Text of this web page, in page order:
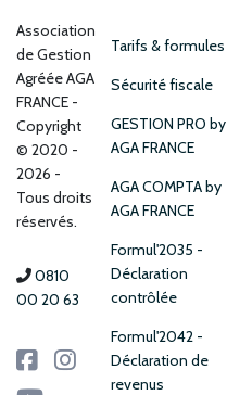
Association
de Gestion
Agréée AGA
FRANCE
Copyright
© 2020 -
2026 -
Tous droits
réservés.
0810
00 20 63
Tarifs & formules
Sécurité fiscale
GESTION PRO by
AGA FRANCE
AGA COMPTA by
AGA FRANCE
Formul'2035 -
Déclaration
contrôlée
Formul'2042 -
Déclaration de
revenus